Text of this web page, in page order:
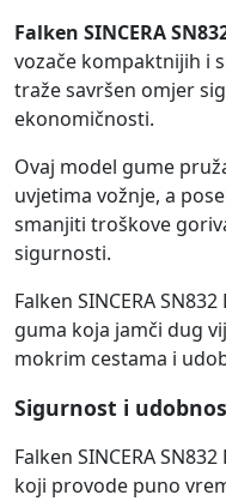
Falken SINCERA
vozače kompaktnijih i
traže savršen omjer
ekonomičnosti.
Ovaj model gume
uvjetima vožnje, a
smanjiti troškove
sigurnosti.
Falken SINCERA
guma koja jamči dug
mokrim cestama i
Sigurnost i
Falken SINCERA
koji provode puno